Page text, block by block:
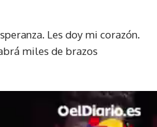
Les doy mi corazón.
miles de brazos